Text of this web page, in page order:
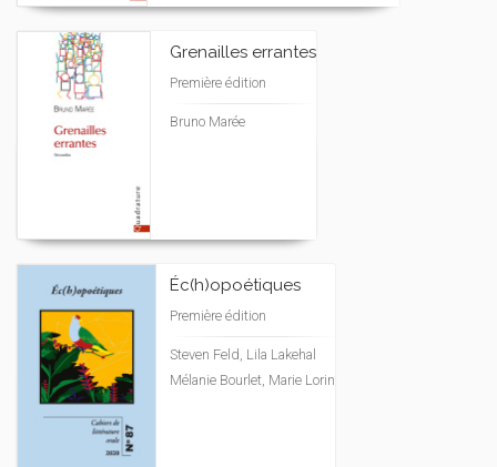
Grenailles errantes
Première édition
Bruno Marée
Éc(h)opoétiques
Première édition
Steven Feld, Lila Lakehal
Mélanie Bourlet, Marie Lorin